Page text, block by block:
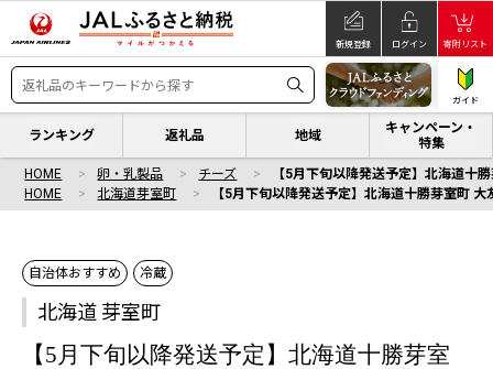
新規登録 ログイン 寄附リスト
ガイド
ランキング 返礼品 地域
キャンペーン・
特集
HOME 卵・乳製品 チーズ
【5月下旬以降発送予定】北海道十
HOME
北海道芽室町 【5月下旬以降発送予定】北海道十勝芽室町
自治体おすすめ 冷蔵
北海道 芽室町
【5月下旬以降発送予定】北海道十勝芽室